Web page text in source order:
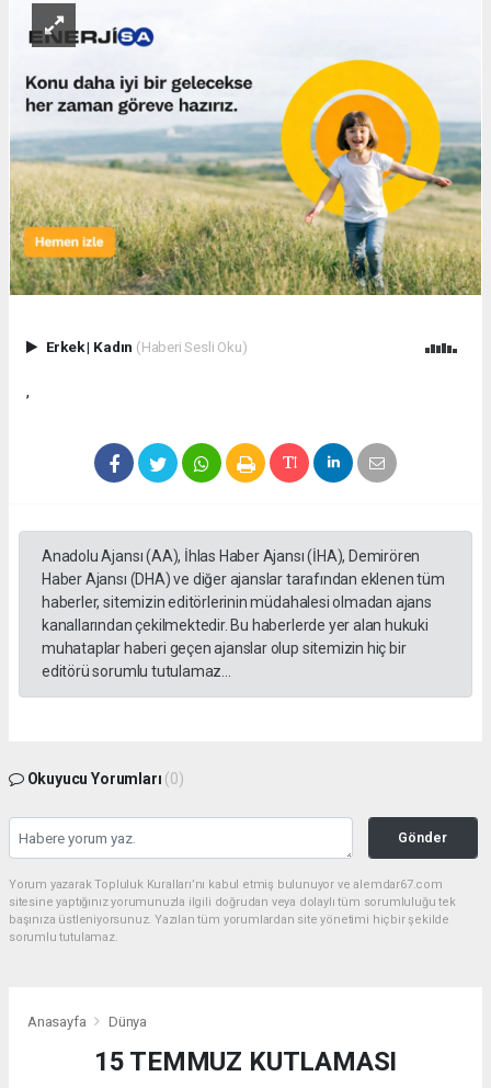
Erkek| Kadın (Haberi Sesli Oku)
,
Anadolu Ajansı (AA), İhlas Haber Ajansı (İHA), Demirören
Haber Ajansı (DHA) ve diğer ajanslar tarafından eklenen tüm
haberler, sitemizin editörlerinin müdahalesi olmadan ajans
kanallarından çekilmektedir. Bu haberlerde yer alan hukuki
muhataplar haberi geçen ajanslar olup sitemizin hiç bir
editörü sorumlu tutulamaz...
Okuyucu Yorumları (0)
Gönder
Yorum yazarak Topluluk Kuralları’nı kabul etmiş bulunuyor ve alemdar67.com
sitesine yaptığınız yorumunuzla ilgili doğrudan veya dolaylı tüm sorumluluğu tek
başınıza üstleniyorsunuz. Yazılan tüm yorumlardan site yönetimi hiçbir şekilde
sorumlu tutulamaz.
Anasayfa Dünya
15 TEMMUZ KUTLAMASI